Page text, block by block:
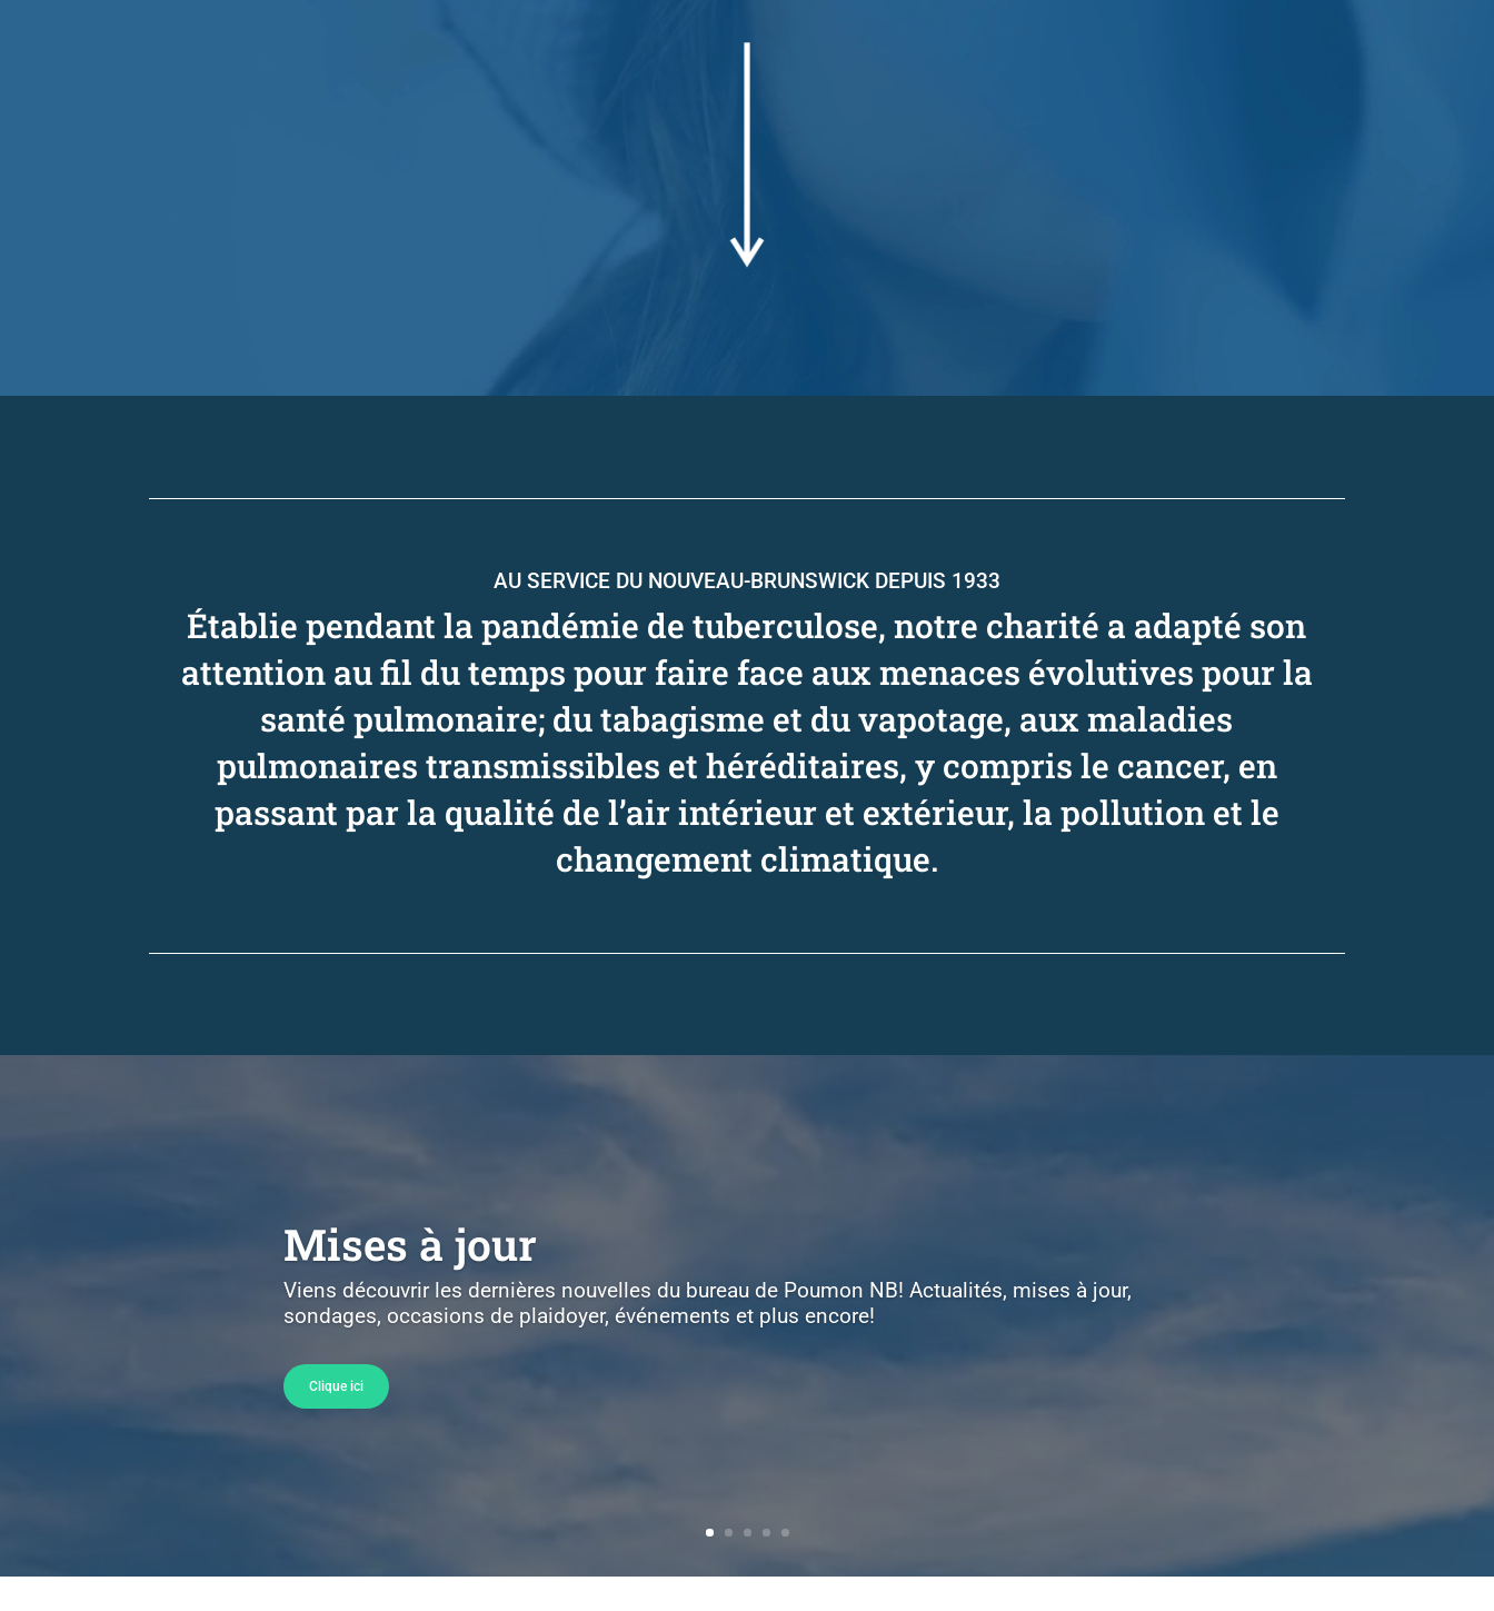
AU SERVICE DU NOUVEAU-BRUNSWICK DEPUIS 1933
Établie pendant la pandémie de tuberculose, notre charité a adapté son
attention au fil du temps pour faire face aux menaces évolutives pour la
santé pulmonaire; du tabagisme et du vapotage, aux maladies
pulmonaires transmissibles et héréditaires, y compris le cancer, en
passant par la qualité de l’air intérieur et extérieur, la pollution et le
changement climatique.
Mises à jour
Viens découvrir les dernières nouvelles du bureau de Poumon NB! Actualités, mises à jour,
sondages, occasions de plaidoyer, événements et plus encore!
Clique ici